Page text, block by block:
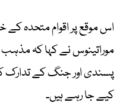
اس موقع پر اقوام متحدہ
موراتینوس نے کہا کہ مذہب
پسندی اور جنگ کے تدارک
کیے جا رہے ہیں۔